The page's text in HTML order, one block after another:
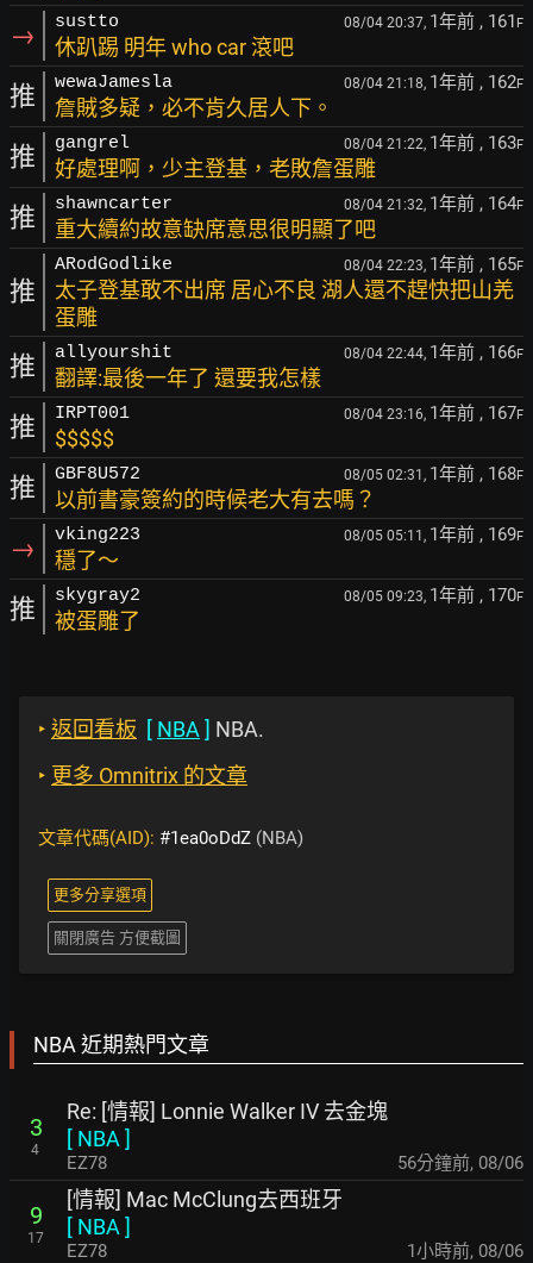
→ sustto 08/04 20:37, 1年前 , 161 F
休趴踢 明年 who car 滾吧
推 wewaJamesla 08/04 21:18, 1年前 , 162F
詹賊多疑，必不肯久居人下。
推 gangrel 08/04 21:22, 1年前 , 163F
好處理啊，少主登基，老敗詹蛋雕
推 shawncarter 08/04 21:32, 1年前 , 164F
重大續約故意缺席意思很明顯了吧
推
ARodGodlike 08/04 22:23, 1年前 , 165F
太子登基敢不出席 居心不良 湖人還不趕快把山羌
蛋雕
推 allyourshit 08/04 22:44, 1年前 , 166F
翻譯:最後一年了 還要我怎樣
推 IRPT001 08/04 23:16, 1年前 , 167F
$$$$$
推 GBF8U572 08/05 02:31, 1年前 , 168F
以前書豪簽約的時候老大有去嗎？
→ vking223 08/05 05:11, 1年前 , 169F
穩了～
推 skygray2 08/05 09:23, 1年前 , 170F
被蛋雕了
‣ 返回看板 [ NBA ] NBA.
‣ 更多 Omnitrix 的文章
文章代碼(AID): #1ea0oDdZ (NBA)
更多分享選項
關閉廣告 方便截圖
NBA 近期熱門文章
3
4
Re: [情報] Lonnie Walker IV 去金塊
[ NBA ]
EZ78 56分鐘前, 08/06
9
17
[情報] Mac McClung去西班牙
[ NBA ]
EZ78 1小時前, 08/06